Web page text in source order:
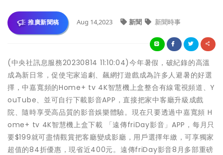
推廣新聞稿 Aug 14,2023 新聞 新聞時事
(中央社訊息服務20230814 11:10:04)今年暑假，破紀錄的高溫
成為新日常，促使宅家追劇、飆網打遊戲成為許多人避暑的好選
擇，中嘉寬頻的Home+ tv 4K智慧機上盒整合有線電視頻道、Y
ouTube、並可自行下載影音APP，直接把家中客廳升級成戲
院、隨時享受高品質的影音娛樂體驗。現在只要透過中嘉寬頻 H
ome+ tv 4K智慧機上盒下載 「遠傳friDay影音」APP，每月只
要$199就可盡情觀賞把客廳變成影廳，用戶選擇年繳，可享獨家
超值的84折優惠，現省近400元。遠傳friDay影音8月多部重磅